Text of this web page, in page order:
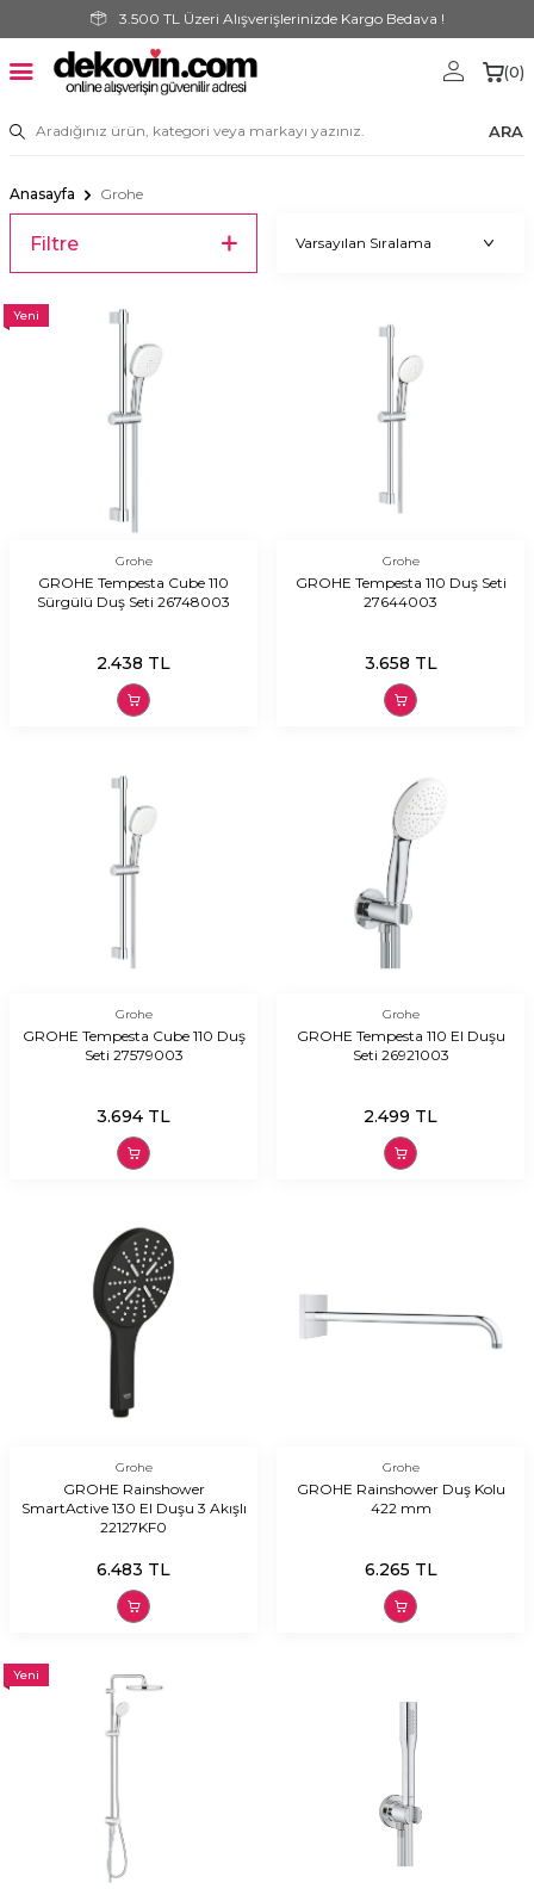
3.500 TL Üzeri Alışverişlerinizde Kargo Bedava !
ARA
(0)
Anasayfa Grohe
Filtre
Yeni
Grohe
GROHE Tempesta Cube 110
Sürgülü Duş Seti 26748003
2.438 TL
Grohe
GROHE Tempesta 110 Duş Seti
27644003
3.658 TL
Grohe
GROHE Tempesta Cube 110 Duş
Seti 27579003
3.694 TL
Grohe
GROHE Tempesta 110 El Duşu
Seti 26921003
2.499 TL
Grohe
GROHE Rainshower
SmartActive 130 El Duşu 3 Akışlı
22127KF0
6.483 TL
Grohe
GROHE Rainshower Duş Kolu
422 mm
6.265 TL
Yeni